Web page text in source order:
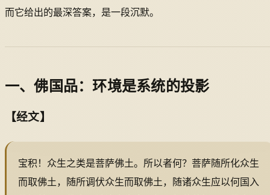
而它给出的最深答案，是一段沉默。
一、佛国品：环境是系统的投影
【经文】
宝积！众生之类是菩萨佛土。所以者何？菩萨随所化众生
而取佛土，随所调伏众生而取佛土，随诸众生应以何国入